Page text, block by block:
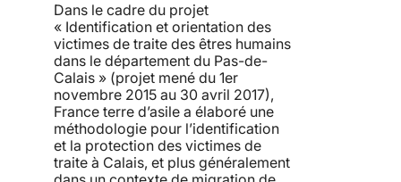
Dans le cadre du projet
« Identification et orientation des
victimes de traite des êtres humains
dans le département du Pas-de-
Calais » (projet mené du 1er
novembre 2015 au 30 avril 2017),
France terre d’asile a élaboré une
méthodologie pour l’identification
et la protection des victimes de
traite à Calais, et plus généralement